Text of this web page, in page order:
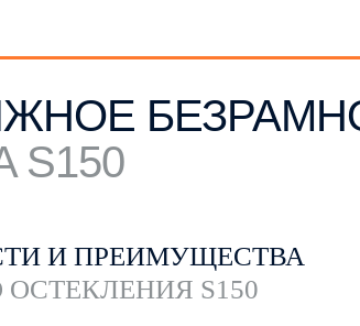
S150
И ПРЕИМУЩЕСТВА
S150